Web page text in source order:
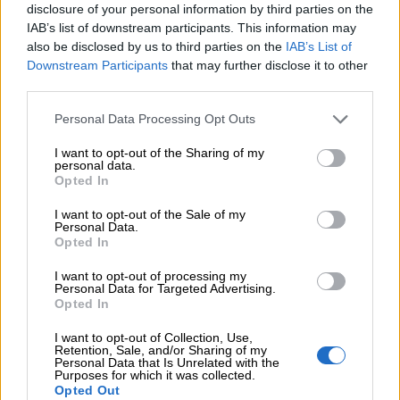
disclosure of your personal information by third parties on the
IAB’s list of downstream participants. This information may
also be disclosed by us to third parties on the IAB’s List of
Downstream Participants that may further disclose it to other
Personal Data Processing Opt Outs
I want to opt-out of the Sharing of my
personal data.
Opted In
I want to opt-out of the Sale of my
Personal Data.
Opted In
I want to opt-out of processing my
Personal Data for Targeted Advertising.
Opted In
I want to opt-out of Collection, Use,
Retention, Sale, and/or Sharing of my
Personal Data that Is Unrelated with the
Purposes for which it was collected.
Opted Out
Safari Madrid
La campaña concluirá los días3 y 9 de agostocon
Niños de 3 a 10 años: 12 euros.
Menores de 3 años:gratuito.
La visita permite recorrer el parque y observar
Condiciones generales de las promociones
Las ofertas de losDías Especiales Torrejoneos
con algunas condiciones que conviene tener en
cuenta:
Las promociones son válidas únicamente en las